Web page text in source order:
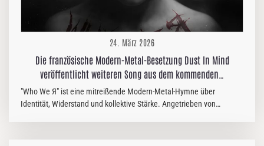
24. März 2026
Die französische Modern-Metal-Besetzung Dust In Mind
veröffentlicht weiteren Song aus dem kommenden…
"Who We Я" ist eine mitreißende Modern-Metal-Hymne über
Identität, Widerstand und kollektive Stärke. Angetrieben von
Kompromisse eingeht. Scharf, direkt und verbindend – Dust In